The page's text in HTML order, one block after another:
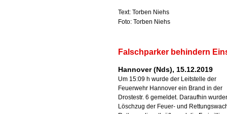
Text: Torben Niehs
Foto: Torben Niehs
Falschparker behindern
Hannover (Nds), 15.12.2019
Um 15:09 h wurde der Leitstelle der
Feuerwehr Hannover ein Brand in der
Drostestr. 6 gemeldet. Daraufhin
Löschzug der Feuer- und